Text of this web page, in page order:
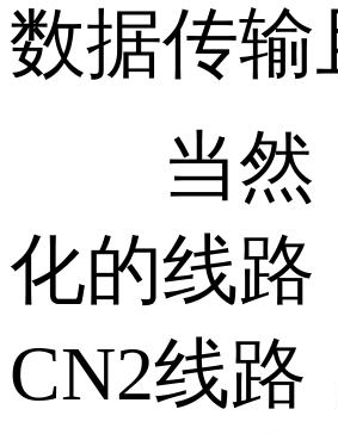
数据传
当然，
化的线
CN2线